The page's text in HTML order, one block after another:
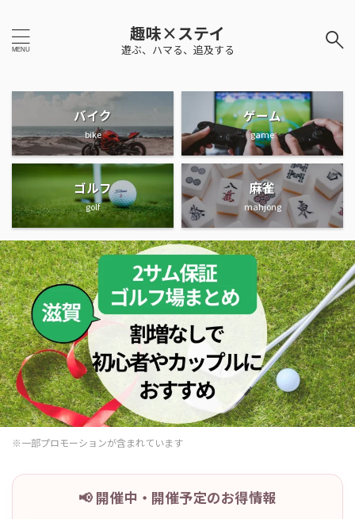
趣味×ステイ
遊ぶ、ハマる、追及する
バイク
bike
ゲーム
game
ゴルフ
golf
麻雀
mahjong
※一部プロモーションが含まれています
📢 開催中・開催予定のお得情報